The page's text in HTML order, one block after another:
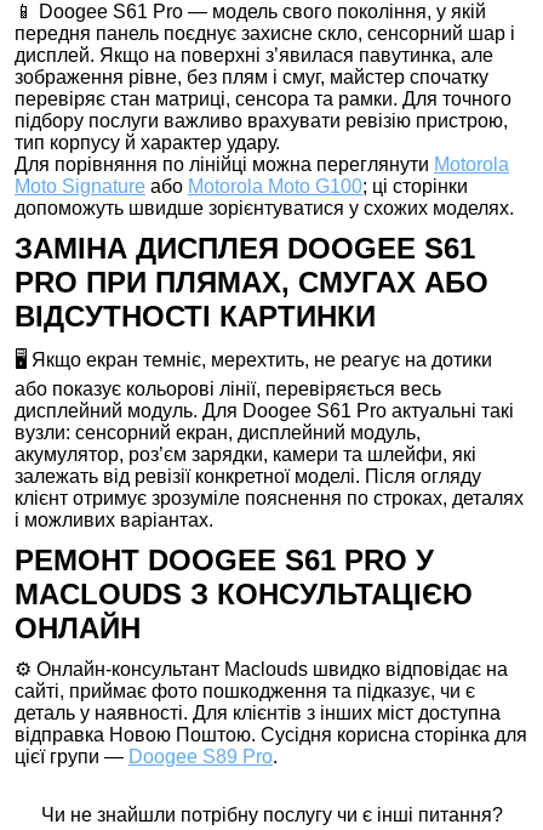
📱 Doogee S61 Pro — модель свого покоління, у якій
передня панель поєднує захисне скло, сенсорний шар і
дисплей. Якщо на поверхні з’явилася павутинка, але
зображення рівне, без плям і смуг, майстер спочатку
перевіряє стан матриці, сенсора та рамки. Для точного
підбору послуги важливо врахувати ревізію пристрою,
тип корпусу й характер удару.
Для порівняння по лінійці можна переглянути Motorola
Moto Signature або Motorola Moto G100; ці сторінки
допоможуть швидше зорієнтуватися у схожих моделях.
ЗАМІНА ДИСПЛЕЯ DOOGEE S61
PRO ПРИ ПЛЯМАХ, СМУГАХ АБО
ВІДСУТНОСТІ КАРТИНКИ
🖥️ Якщо екран темніє, мерехтить, не реагує на дотики
або показує кольорові лінії, перевіряється весь
дисплейний модуль. Для Doogee S61 Pro актуальні такі
вузли: сенсорний екран, дисплейний модуль,
акумулятор, роз’єм зарядки, камери та шлейфи, які
залежать від ревізії конкретної моделі. Після огляду
клієнт отримує зрозуміле пояснення по строках, деталях
і можливих варіантах.
РЕМОНТ DOOGEE S61 PRO У
MACLOUDS З КОНСУЛЬТАЦІЄЮ
ОНЛАЙН
⚙️ Онлайн-консультант Maclouds швидко відповідає на
сайті, приймає фото пошкодження та підказує, чи є
деталь у наявності. Для клієнтів з інших міст доступна
відправка Новою Поштою. Сусідня корисна сторінка для
цієї групи — Doogee S89 Pro.
Чи не знайшли потрібну послугу чи є інші питання?